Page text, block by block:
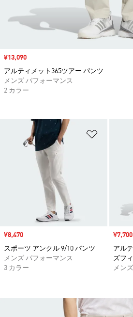
ほしい
セール価格
¥8,470
スポーツ アンクル 9/10 パンツ
メンズ パフォーマンス
3 カラー
セール
¥7,700
アル
ズフ
メン
セール価格
¥13,090
アルティメット365ツアー パンツ
メンズ パフォーマンス
2 カラー